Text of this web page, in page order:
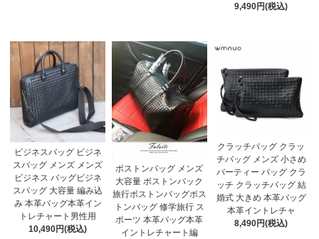
9,490円(税込)
ビジネスバッグ ビジネ
スバッグ メンズ メンズ
ビジネス バッグビジネ
スバッグ 大容量 編み込
み 本革バッグ本革イン
トレチャート男性用
10,490円(税込)
ボストンバッグ メンズ
大容量 ボストンバック
旅行ボストンバッグボス
トンバッグ 修学旅行 ス
ポーツ 本革バッグ本革
イントレチャート編
クラッチバッグ クラッ
チバッグ メンズ 小さめ
パーティー バッグ クラ
ッチ クラッチバッグ 結
婚式 大きめ 本革バッグ
本革イントレチャ
8,490円(税込)